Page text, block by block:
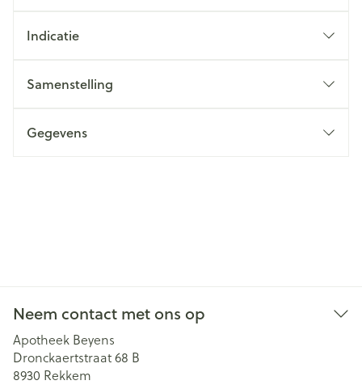
Indicatie
Samenstelling
Gegevens
Neem contact met ons op
Apotheek Beyens
Dronckaertstraat 68 B
8930 Rekkem